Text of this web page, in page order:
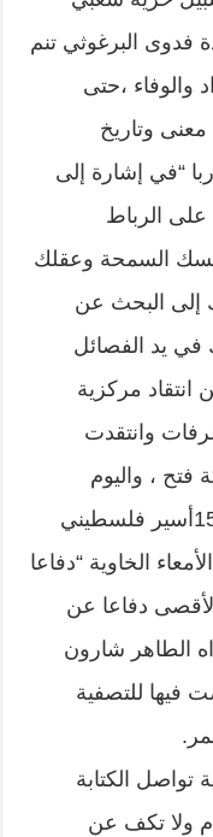
فدوى البرغوثي تنم
والوفاء ،حتى
معنى وتاريخ
ربا “في إشارة إلى
على الرباط
السمحة وعقلك
إلى البحث عن
في يد الفصائل
انتقاد مركزية
وانتقدت
، واليوم
تخوض منذ17أفريل الماضي مع1500أسير فلسطيني
الخاوية “دفاعا
دفاعا عن
الطاهر شارون
فيها للتصفية
تواصل الكتابة
ولا تكف عن